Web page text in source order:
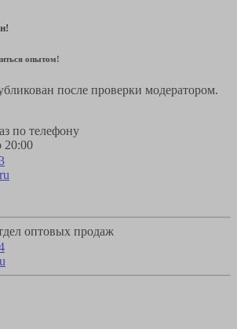
опытом!
после проверки модератором.
по телефону
20:00
оптовых продаж